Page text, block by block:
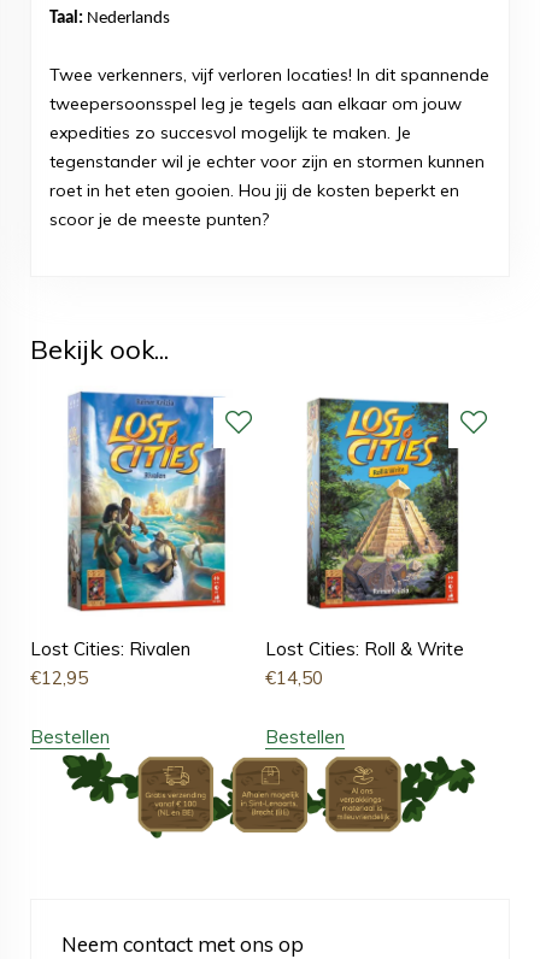
Taal: Nederlands
Twee verkenners, vijf verloren locaties! In dit spannende
tweepersoonsspel leg je tegels aan elkaar om jouw
expedities zo succesvol mogelijk te maken. Je
tegenstander wil je echter voor zijn en stormen kunnen
roet in het eten gooien. Hou jij de kosten beperkt en
scoor je de meeste punten?
Bekijk ook...
Lost Cities: Rivalen
€12,95
Bestellen
Lost Cities: Roll & Write
€14,50
Bestellen
Neem contact met ons op